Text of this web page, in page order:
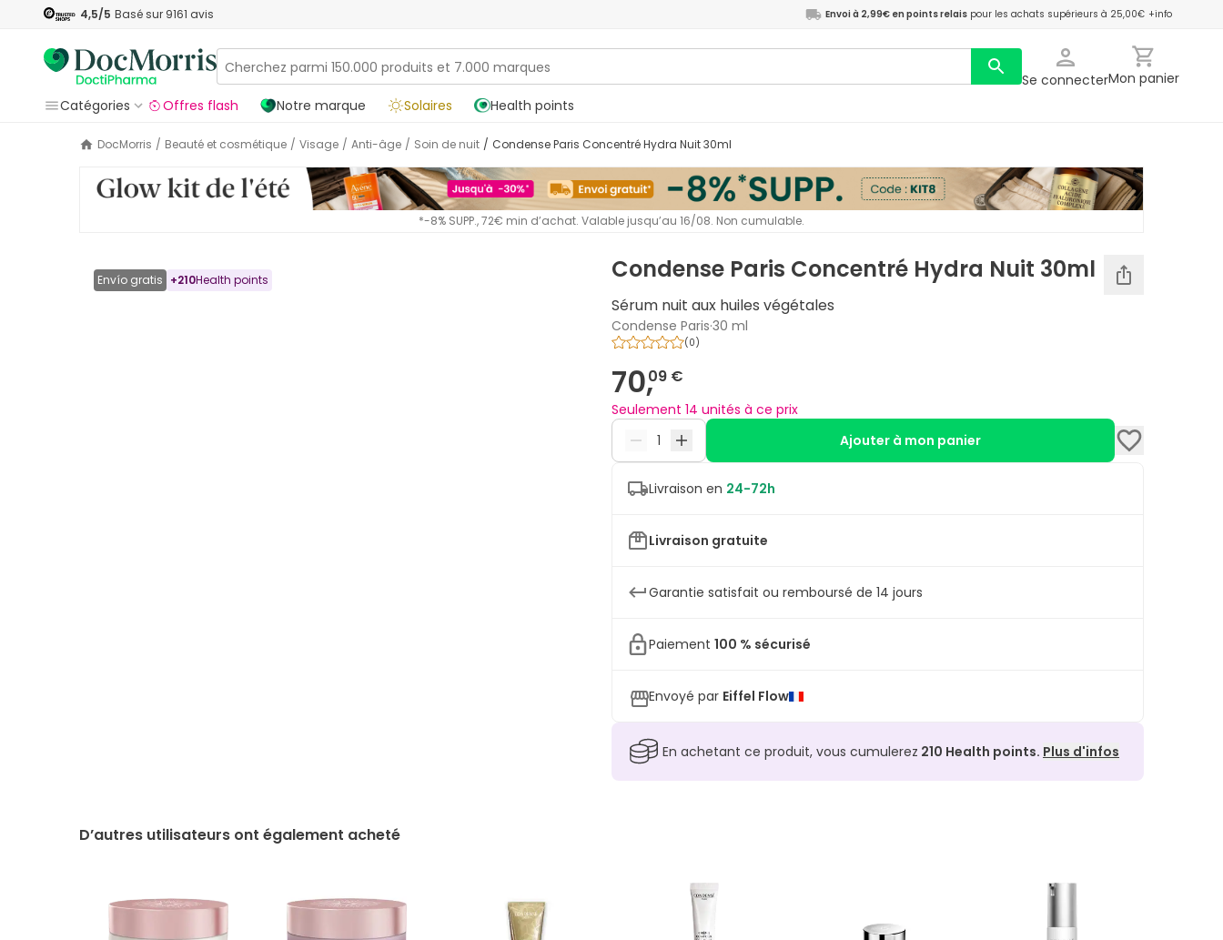
4,5/5 Basé sur 9161 avis Envoi à 2,99€ en points relais pour les achats supérieurs à 25,00€ +info
Se connecterMon panier
Catégories
Offres flash Notre marque Solaires Health points
DocMorris / Beauté et cosmétique / Visage / Anti-âge / Soin de nuit / Condense Paris Concentré Hydra Nuit 30ml
*-8% SUPP., 72€ min d’achat. Valable jusqu’au 16/08. Non cumulable.
Envío gratis +210Health points Condense Paris Concentré Hydra Nuit 30ml
Sérum nuit aux huiles végétales
Condense Paris·30 ml
(0)
70,09 €
Seulement 14 unités à ce prix
Ajouter à mon panier
Livraison en 24-72h
Livraison gratuite
Garantie satisfait ou remboursé de 14 jours
Paiement 100 % sécurisé
Envoyé par Eiffel Flow
En achetant ce produit, vous cumulerez 210 Health points. Plus d'infos
D’autres utilisateurs ont également acheté